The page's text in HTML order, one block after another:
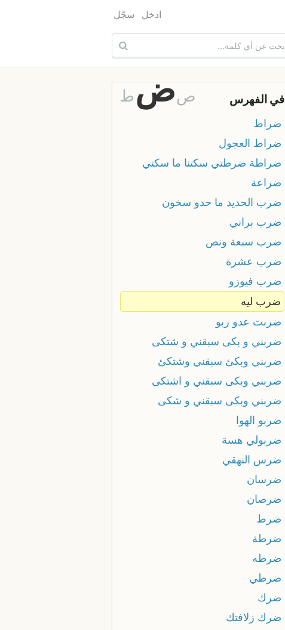
ادخل سجّل
في الفهرس صضط
ضراط
ضراط العجول
ضراطة ضرطتي سكتنا ما سكتي
ضراعة
ضرب الحديد ما حدو سخون
ضرب براني
ضرب سبعة ونص
ضرب عشرة
ضرب فيوزو
ضرب ليه
ضربت عدو ربو
ضربني و بكى سبقني و شتكى
ضربني وبكئ سبقني وشتكئ
ضربني وبكى سبقني و اشتكى
ضربني وبكى سبقني و شكى
ضربو الهوا
ضربولي هسة
ضرس النهقي
ضرسان
ضرصان
ضرط
ضرطة
ضرطه
ضرطي
ضرك
ضرك زلافتك